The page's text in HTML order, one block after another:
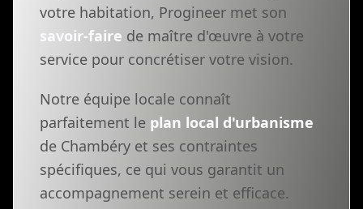
votre habitation, Progineer met son
savoir-faire de maître d'œuvre à votre
service pour concrétiser votre vision.
Notre équipe locale connaît
parfaitement le plan local d'urbanisme
de Chambéry et ses contraintes
spécifiques, ce qui vous garantit un
accompagnement serein et efficace.